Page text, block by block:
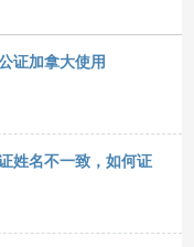
证加拿大使用
姓名不一致，如何证